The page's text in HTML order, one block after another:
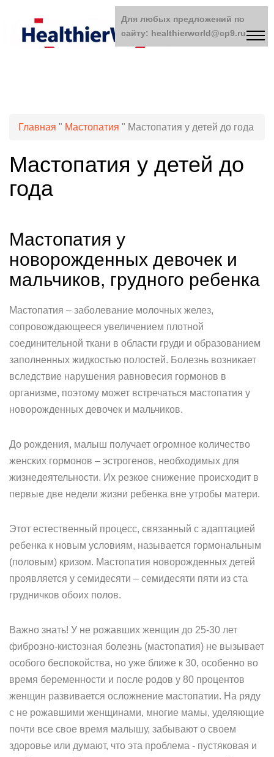
Главная " Мастопатия " Мастопатия у детей до года
Мастопатия у детей до
года
Мастопатия у
новорожденных девочек и
мальчиков, грудного ребенка
Мастопатия – заболевание молочных желез,
сопровождающееся увеличением плотной
соединительной ткани в области груди и образованием
заполненных жидкостью полостей. Болезнь возникает
вследствие нарушения равновесия гормонов в
организме, поэтому может встречаться мастопатия у
новорожденных девочек и мальчиков.
До рождения, малыш получает огромное количество
женских гормонов – эстрогенов, необходимых для
жизнедеятельности. Их резкое снижение происходит в
первые две недели жизни ребенка вне утробы матери.
Этот естественный процесс, связанный с адаптацией
ребенка к новым условиям, называется гормональным
(половым) кризом. Мастопатия новорожденных детей
проявляется у семидесяти – семидесяти пяти из ста
грудничков обоих полов.
Важно знать! У не рожавших женщин до 25-30 лет
фиброзно-кистозная болезнь (мастопатия) не вызывает
особого беспокойства, но уже ближе к 30, особенно во
время беременности и после родов у 80 процентов
женщин развивается осложнение мастопатии. На ряду
с не рожавшими женщинами, многие мамы, уделяющие
почти все свое время малышу, забывают о своем
здоровье или думают, что эта проблема - пустяковая и
Для любых предложений по
сайту: healthierworld@cp9.ru